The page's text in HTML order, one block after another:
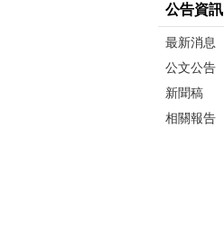
公告資訊
最新消息
公文公告
新聞稿
相關報告